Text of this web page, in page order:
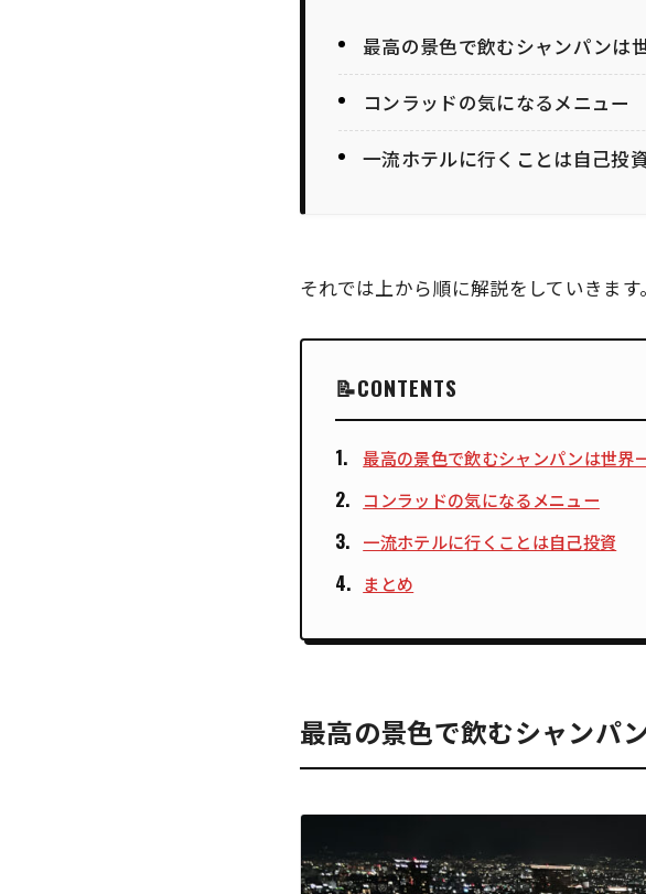
最高の景色で飲むシャンパンは
コンラッドの気になるメニュー
一流ホテルに行くことは自己投
それでは上から順に解説をしていきます。
CONTENTS
最高の景色で飲むシャンパンは世界
コンラッドの気になるメニュー
一流ホテルに行くことは自己投資
まとめ
最高の景色で飲むシャンパ